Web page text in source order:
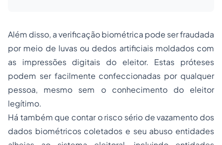
Além disso, a verificação biométrica pode ser fraudada
por meio de luvas ou dedos artificiais moldados com
as impressões digitais do eleitor. Estas próteses
podem ser facilmente confeccionadas por qualquer
pessoa, mesmo sem o conhecimento do eleitor
legítimo.
Há também que contar o risco sério de vazamento dos
dados biométricos coletados e seu abuso entidades